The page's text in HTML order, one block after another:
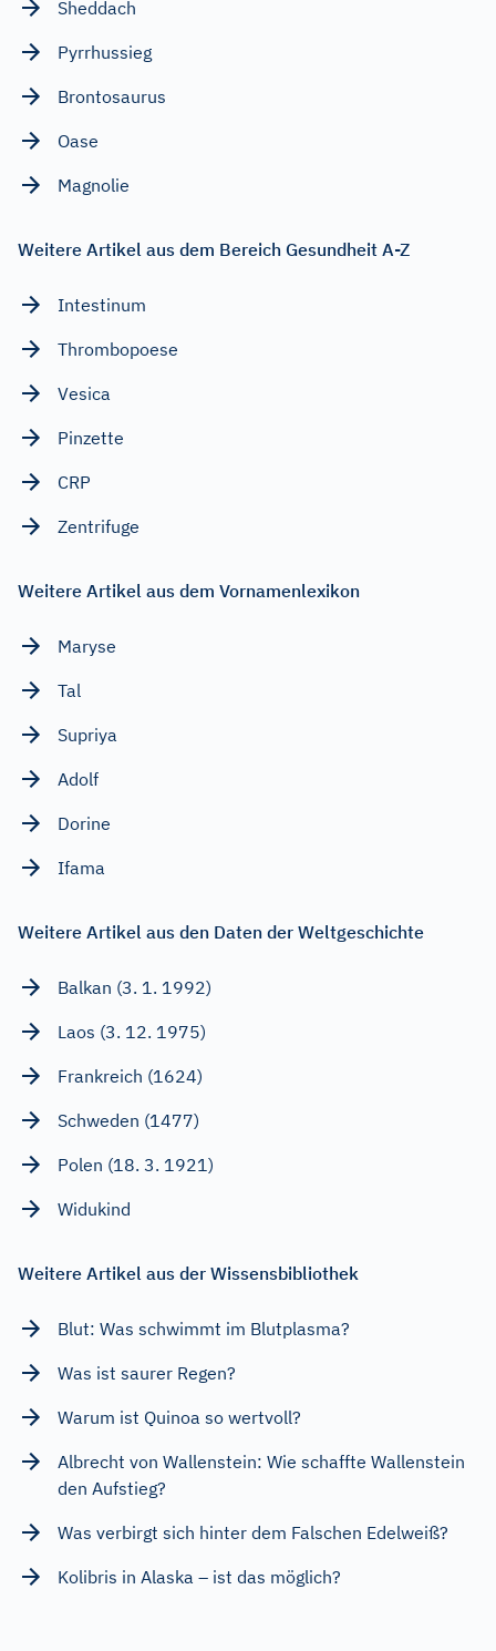
Sheddach
Pyrrhussieg
Brontosaurus
Oase
Magnolie
Weitere Artikel aus dem Bereich Gesundheit A-Z
Intestinum
Thrombopoese
Vesica
Pinzette
CRP
Zentrifuge
Weitere Artikel aus dem Vornamenlexikon
Maryse
Tal
Supriya
Adolf
Dorine
Ifama
Weitere Artikel aus den Daten der Weltgeschichte
Balkan (3. 1. 1992)
Laos (3. 12. 1975)
Frankreich (1624)
Schweden (1477)
Polen (18. 3. 1921)
Widukind
Weitere Artikel aus der Wissensbibliothek
Blut: Was schwimmt im Blutplasma?
Was ist saurer Regen?
Warum ist Quinoa so wertvoll?
Albrecht von Wallenstein: Wie schaffte Wallenstein
den Aufstieg?
Was verbirgt sich hinter dem Falschen Edelweiß?
Kolibris in Alaska – ist das möglich?